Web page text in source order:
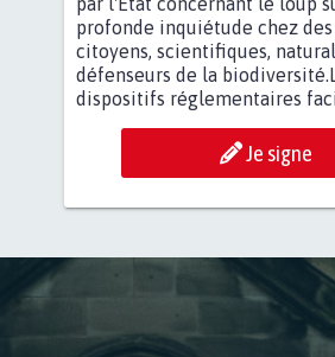
profonde inquiétude chez
citoyens, scientifiques,
défenseurs de la
dispositifs réglementaires
Je signe